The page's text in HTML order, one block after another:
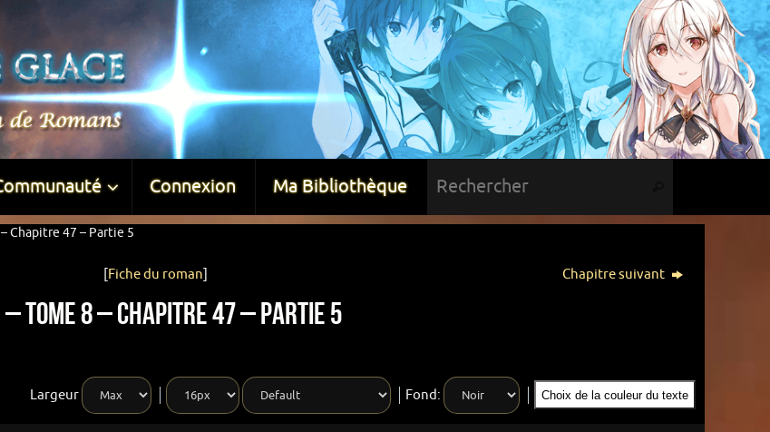
Connexion Ma Bibliothèque
Chapitre 47 – Partie 5
[Fiche du roman] Chapitre suivant
Tome 8 – Chapitre 47 – Partie 5
Largeur Fond: Choix de la couleur du texte